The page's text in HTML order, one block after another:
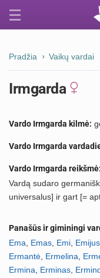
Pradžia Vaikų vardai
Irmgarda
Vardo Irmgarda kilmė:
Vardo Irmgarda
Vardo Irmgarda reikšmė:
Vardą sudaro
universalus] ir gart [=
Panašūs ir giminingi
Ema
Emas Emi Emijus
Ermantė Ermelina
Ermina
Erminas